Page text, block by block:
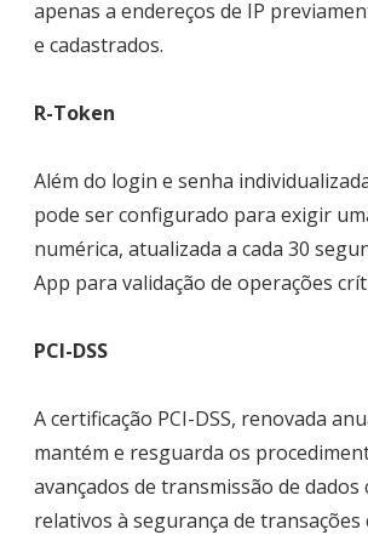
apenas a endereços de IP
e cadastrados.
R-Token
Além do login e senha
pode ser configurado para exigir
numérica, atualizada a cada 30
App para validação de operações
PCI-DSS
A certificação PCI-DSS, renovada
mantém e resguarda os
avançados de transmissão de dados
relativos à segurança de transações